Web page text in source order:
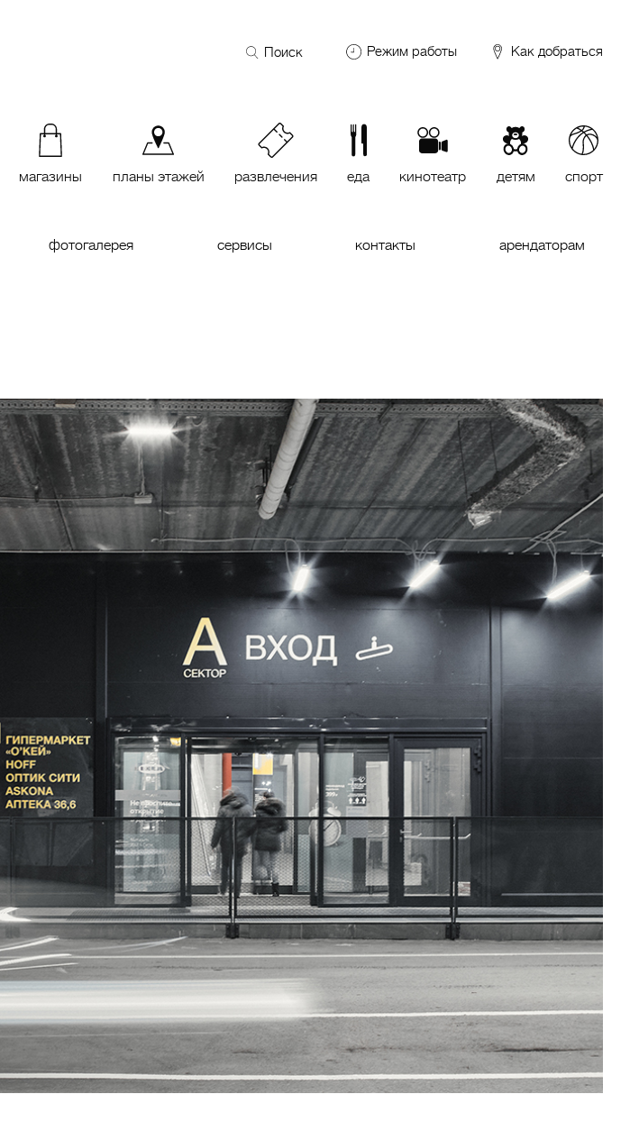
Поиск
Режим работы
VASILCHUKI Chaihona №1
11:00 –
Как добраться
магазины планы этажей развлечения еда кинотеатр детям спорт
фотогалерея сервисы контакты арендаторам